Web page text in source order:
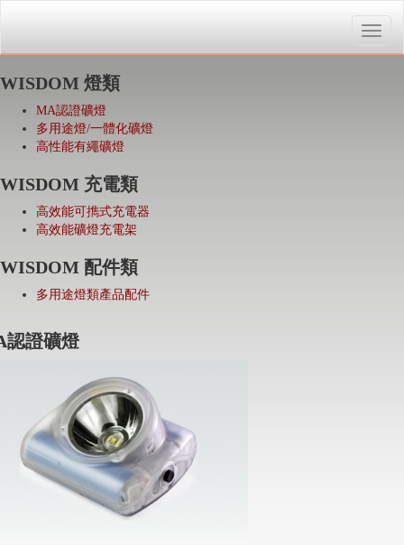
Toggle
WISDOM 燈類
MA認證礦燈
多用途燈/一體化礦燈
高性能有繩礦燈
WISDOM 充電類
高效能可擕式充電器
高效能礦燈充電架
WISDOM 配件類
多用途燈類產品配件
認證礦燈